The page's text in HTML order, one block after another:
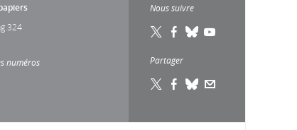
324
numéros
Nous suivre
Partager